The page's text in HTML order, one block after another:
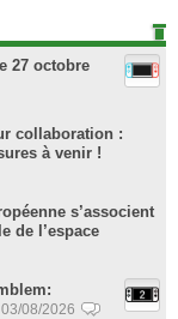
27 octobre
collaboration :
à venir !
s’associent
de l’espace
03/08/2026